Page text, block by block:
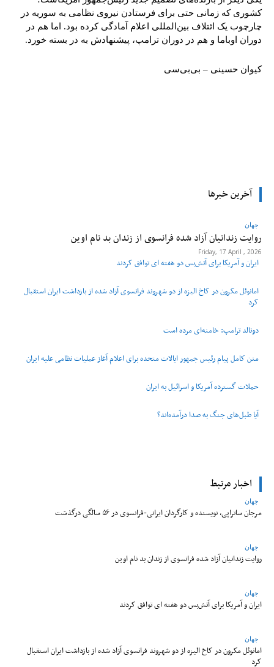
کشوری که زمانی حتی برای فرستادن نیروی نظامی به سوریه در
چارچوب یک ائتلاف بین‌المللی اعلام آمادگی کرده بود. اما هم در
دوران اوباما و هم در دوران ترامپ، پیشنهادش به در بسته خورد.
کیوان حسینی – بی‌بی‌سی
آخرین خبرها
جهان
روایت زندانیان آزاد شده فرانسوی از زندان ‌بد نام اوین
Friday, 17 April , 2026
ایران و آمریکا برای آتش‌بس دو هفته‌ ای توافق کردند
امانوئل مکرون در کاخ الیزه از دو شهروند فرانسوی آزاد شده از بازداشت ایران استقبال
کرد
دونالد ترامپ: خامنه‌ای مرده است
متن کامل پیام رئیس جمهور ایالات متحده برای اعلام آغاز عملیات نظامی علیه ایران
حملات گسترده آمریکا و اسرائیل به ایران
آیا طبل‌های جنگ به صدا درآمده‌اند؟
اخبار مرتبط
جهان
مرجان ساتراپی، نویسنده و کارگردان ایرانی-فرانسوی در ۵۶ سالگی درگذشت
جهان
روایت زندانیان آزاد شده فرانسوی از زندان ‌بد نام اوین
جهان
ایران و آمریکا برای آتش‌بس دو هفته‌ ای توافق کردند
جهان
امانوئل مکرون در کاخ الیزه از دو شهروند فرانسوی آزاد شده از بازداشت ایران استقبال
کرد